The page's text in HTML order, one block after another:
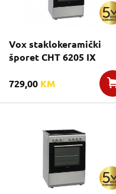
Vox staklokeramički
šporet CHT 6205 IX
729,00 KM